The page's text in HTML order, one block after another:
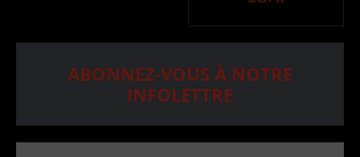
ABONNEZ-VOUS À NOTRE
INFOLETTRE